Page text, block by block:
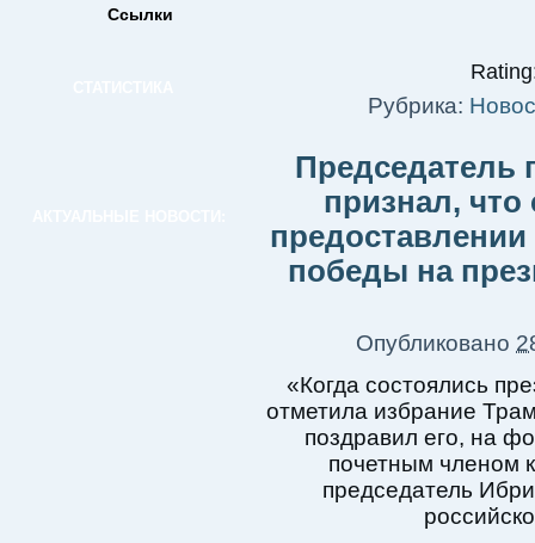
Ссылки
Рубрика:
Председатель
признал,
предоставлении
победы на
Опубликовано
«Когда состоялись
отметила избрание
поздравил его, на
почетным членом
председатель